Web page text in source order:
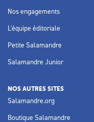
Nos engagements
L'équipe éditoriale
Petite Salamandre
Salamandre Junior
NOS AUTRES SITES
Salamandre.org
Boutique Salamandre